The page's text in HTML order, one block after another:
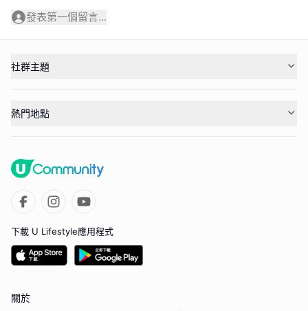
發表第一個留言...
社群主題
熱門地點
下載 U Lifestyle應用程式
關於